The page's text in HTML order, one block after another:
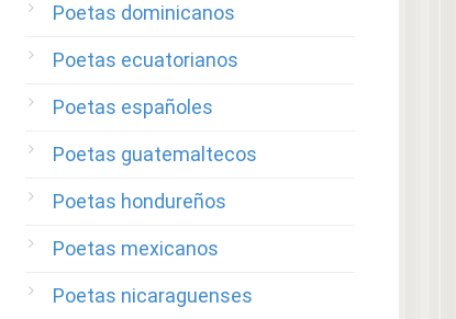
Poetas dominicanos
Poetas ecuatorianos
Poetas españoles
Poetas guatemaltecos
Poetas hondureños
Poetas mexicanos
Poetas nicaraguenses